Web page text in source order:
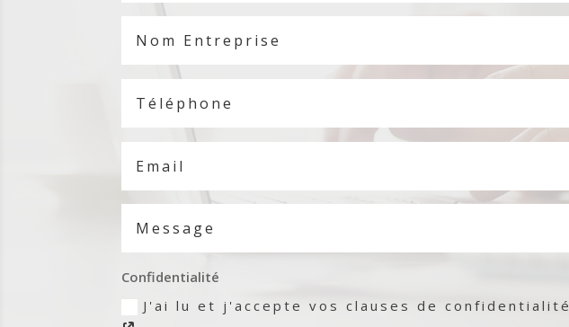
Confidentialité
J'ai lu et j'accepte vos clauses de confidentialité